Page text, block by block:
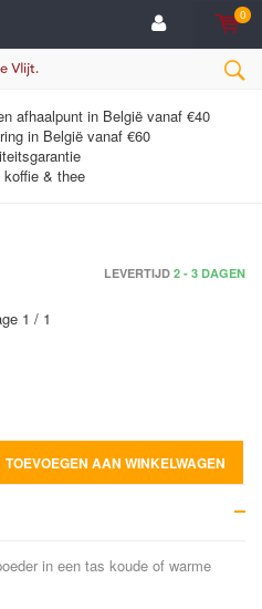
0
afhaalpunt in België vanaf €40
in België vanaf €60
koffie & thee
LEVERTIJD 2 - 3 DAGEN
1 / 1
TOEVOEGEN AAN WINKELWAGEN
in een tas koude of warme